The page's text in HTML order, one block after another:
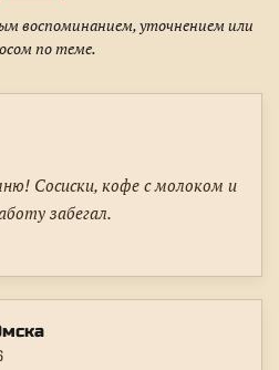
воспоминанием, уточнением или
по теме.
Сосиски, кофе с молоком и
забегал.